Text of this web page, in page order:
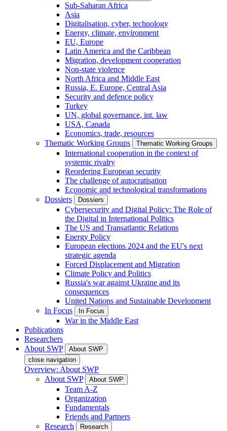
Sub-Saharan Africa
Asia
Digitalisation, cyber, technology
Energy, climate, environment
EU, Europe
Latin America and the Caribbean
Migration, development cooperation
Non-state violence
North Africa and Middle East
Russia, E. Europe, Central Asia
Security and defence policy
Turkey
UN, global governance, int. law
USA, Canada
Economics, trade, resources
Thematic Working Groups
Thematic Working Groups
International cooperation in the context of
systemic rivalry
Reordering European security
The challenge of autocratisation
Economic and technological transformations
Dossiers
Dossiers
Cybersecurity and Digital Policy: The Role of
the Digital in International Politics
The US and Transatlantic Relations
Energy Policy
European elections 2024 and the EU's next
strategic agenda
Forced Displacement and Migration
Climate Policy and Politics
Russia's war against Ukraine and its
consequences
United Nations and Sustainable Development
In Focus
In Focus
War in the Middle East
Publications
Researchers
About SWP
About SWP
close navigation
Overview: About SWP
About SWP
About SWP
Team A-Z
Organization
Fundamentals
Friends and Partners
Research
Research